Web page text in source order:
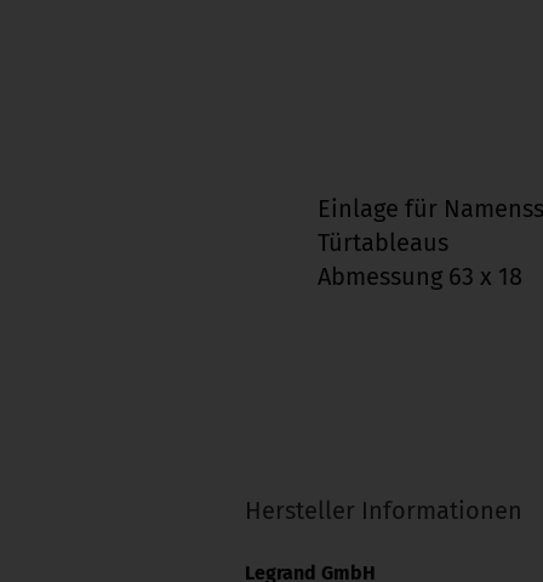
Einlage für
Türtableaus
Abmessung 63 x 18
Hersteller Informationen
Legrand GmbH